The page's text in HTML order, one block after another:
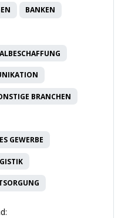
BANKEN
BRANCHEN
GEWERBE